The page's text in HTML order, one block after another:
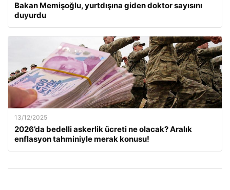
Bakan Memişoğlu, yurtdışına giden doktor sayısını
duyurdu
13/12/2025
2026’da bedelli askerlik ücreti ne olacak? Aralık
enflasyon tahminiyle merak konusu!